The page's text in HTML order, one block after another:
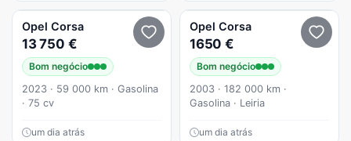
Opel Corsa
13 750 €
Bom negócio
2023 · 59 000 km · Gasolina
· 75 cv
um dia atrás
Opel Corsa
1650 €
Bom negócio
2003 · 182 000 km ·
Gasolina · Leiria
um dia atrás